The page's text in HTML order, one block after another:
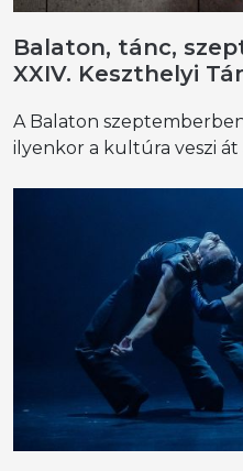
Balaton, tánc,
XXIV. Keszthelyi
A Balaton
ilyenkor a kultúra veszi át